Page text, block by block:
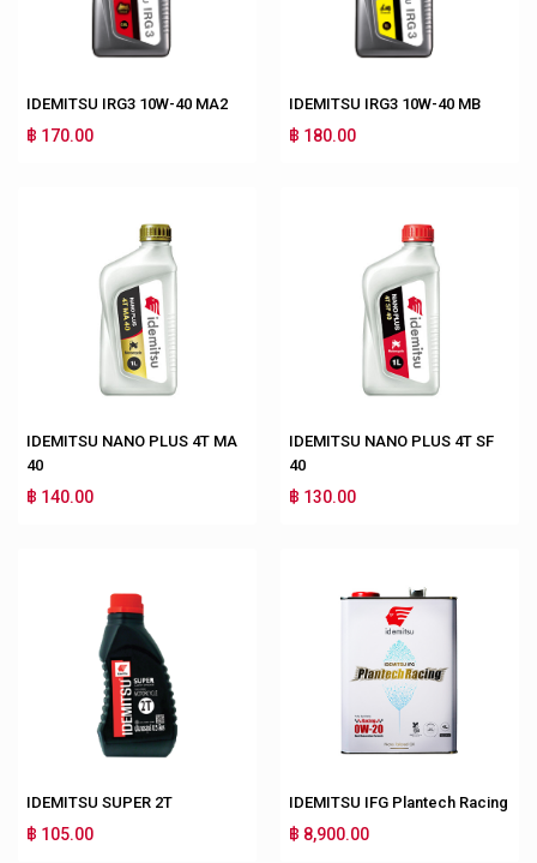
IDEMITSU IRG3 10W-40 MA2
฿ 170.00
IDEMITSU IRG3 10W-40 MB
฿ 180.00
IDEMITSU NANO PLUS 4T MA
40
฿ 140.00
IDEMITSU NANO PLUS 4T SF
40
฿ 130.00
IDEMITSU SUPER 2T
฿ 105.00
IDEMITSU IFG Plantech Racing
฿ 8,900.00